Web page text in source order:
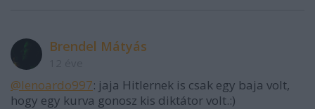
Brendel Mátyás
@lenoardo997: jaja Hitlernek is csak egy baja volt,
hogy egy kurva gonosz kis diktátor volt.:)